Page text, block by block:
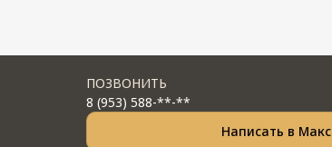
ПОЗВОНИТЬ
8 (953) 588-**-**
Написать в Макс